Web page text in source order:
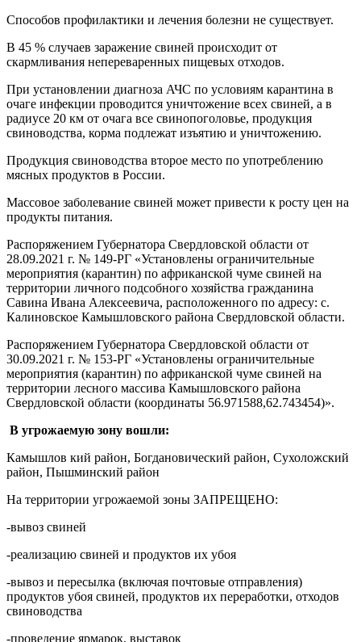
Способов профилактики и лечения болезни не существует.
В 45 % случаев заражение свиней происходит от
скармливания непереваренных пищевых отходов.
При установлении диагноза АЧС по условиям карантина в
очаге инфекции проводится уничтожение всех свиней, а в
радиусе 20 км от очага все свинопоголовье, продукция
свиноводства, корма подлежат изъятию и уничтожению.
Продукция свиноводства второе место по употреблению
мясных продуктов в России.
Массовое заболевание свиней может привести к росту цен на
продукты питания.
Распоряжением Губернатора Свердловской области от
28.09.2021 г. № 149-РГ «Установлены ограничительные
мероприятия (карантин) по африканской чуме свиней на
территории личного подсобного хозяйства гражданина
Савина Ивана Алексеевича, расположенного по адресу: с.
Калиновское Камышловского района Свердловской области.
Распоряжением Губернатора Свердловской области от
30.09.2021 г. № 153-РГ «Установлены ограничительные
мероприятия (карантин) по африканской чуме свиней на
территории лесного массива Камышловского района
Свердловской области (координаты 56.971588,62.743454)».
В угрожаемую зону вошли:
Камышлов кий район, Богдановический район, Сухоложский
район, Пышминский район
На территории угрожаемой зоны ЗАПРЕЩЕНО:
-вывоз свиней
-реализацию свиней и продуктов их убоя
-вывоз и пересылка (включая почтовые отправления)
продуктов убоя свиней, продуктов их переработки, отходов
свиноводства
-проведение ярмарок, выставок